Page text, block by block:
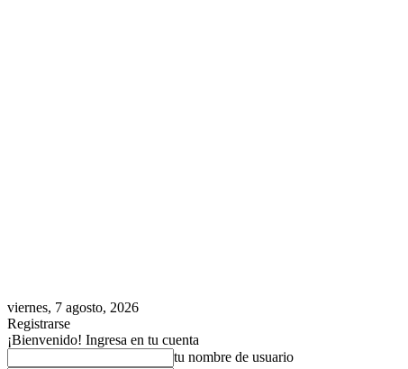
viernes, 7 agosto, 2026
Registrarse
¡Bienvenido! Ingresa en tu cuenta
tu nombre de usuario